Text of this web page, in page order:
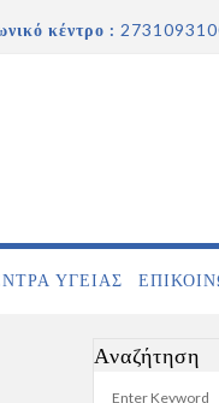
κέντρο :
ΥΓΕΙΑΣ
Αναζήτηση